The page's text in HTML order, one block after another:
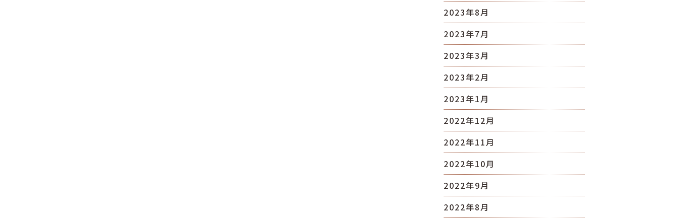
2023年8月
2023年7月
2023年3月
2023年2月
2023年1月
2022年12月
2022年11月
2022年10月
2022年9月
2022年8月